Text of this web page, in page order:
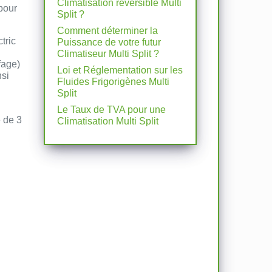
de 3
Climatisation réversible Multi
Split ?
Comment déterminer la
Puissance de votre futur
Climatiseur Multi Split ?
Loi et Réglementation sur les
Fluides Frigorigènes Multi
Split
Le Taux de TVA pour une
Climatisation Multi Split